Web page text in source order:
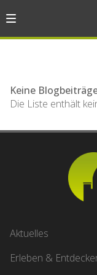
Keine
Die Liste enthält
Aktuelles
Erleben &